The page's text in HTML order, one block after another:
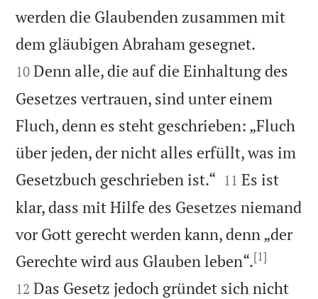
werden die Glaubenden zusammen mit
dem gläubigen Abraham gesegnet.
10 Denn alle, die auf die Einhaltung des
Gesetzes vertrauen, sind unter einem
Fluch, denn es steht geschrieben: „Fluch
über jeden, der nicht alles erfüllt, was im
Gesetzbuch geschrieben ist.“ 

11 Es ist
klar, dass mit Hilfe des Gesetzes niemand
vor Gott gerecht werden kann, denn „der
Gerechte wird aus Glauben leben“.[1]
12 Das Gesetz jedoch gründet sich nicht